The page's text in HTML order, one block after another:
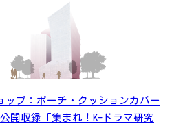
ップ：ポーチ・クッションカバー
開収録「集まれ！K-ドラマ研究